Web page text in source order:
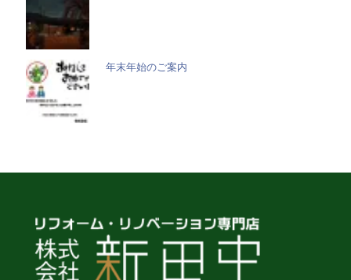
年末年始のご案内